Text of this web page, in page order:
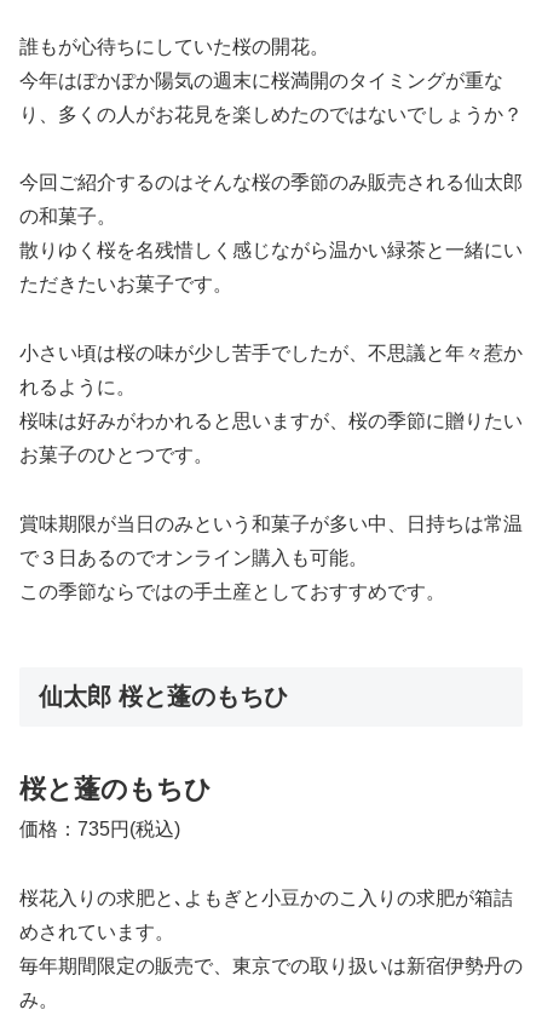
誰もが心待ちにしていた桜の開花。
今年はぽかぽか陽気の週末に桜満開のタイミングが重な
り、多くの人がお花見を楽しめたのではないでしょうか？
今回ご紹介するのはそんな桜の季節のみ販売される仙太郎
の和菓子。
散りゆく桜を名残惜しく感じながら温かい緑茶と一緒にい
ただきたいお菓子です。
小さい頃は桜の味が少し苦手でしたが、不思議と年々惹か
れるように。
桜味は好みがわかれると思いますが、桜の季節に贈りたい
お菓子のひとつです。
賞味期限が当日のみという和菓子が多い中、日持ちは常温
で３日あるのでオンライン購入も可能。
この季節ならではの手土産としておすすめです。
仙太郎 桜と蓬のもちひ
桜と蓬のもちひ
価格：735円(税込)
桜花入りの求肥と､よもぎと小豆かのこ入りの求肥が箱詰
めされています。
毎年期間限定の販売で、東京での取り扱いは新宿伊勢丹の
み。